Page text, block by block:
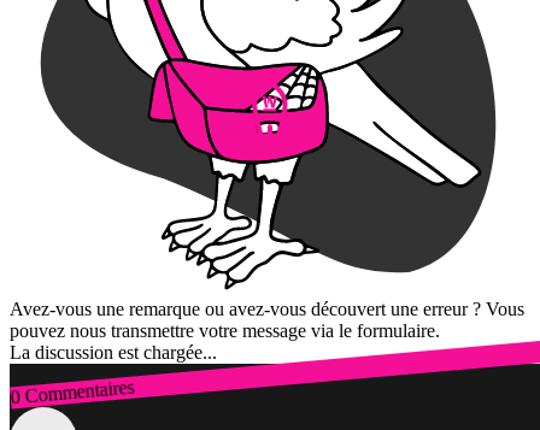
Avez-vous une remarque ou avez-vous découvert une erreur ? Vous
pouvez nous transmettre votre message via le formulaire.
La discussion est chargée...
0 Commentaires
Connexion